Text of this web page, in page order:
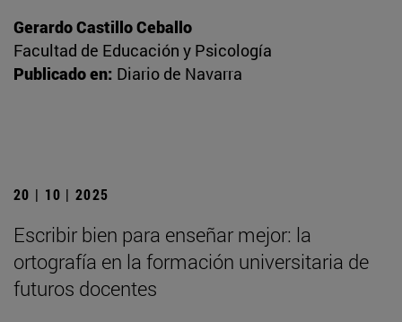
Gerardo Castillo Ceballo
Facultad de Educación y Psicología
Publicado en: Diario de Navarra
20 | 10 | 2025
Escribir bien para enseñar mejor: la
ortografía en la formación universitaria de
futuros docentes